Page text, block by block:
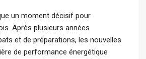
un moment décisif pour
Après plusieurs années
et de préparations, les nouvelles
de performance énergétique